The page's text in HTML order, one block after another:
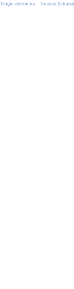
Edição electrónica Estatuto Editorial